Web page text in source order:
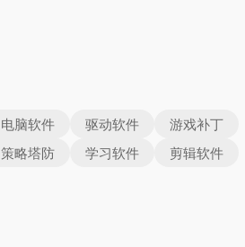
电脑软件 驱动软件
游戏补丁
策略塔防 学习软件
剪辑软件